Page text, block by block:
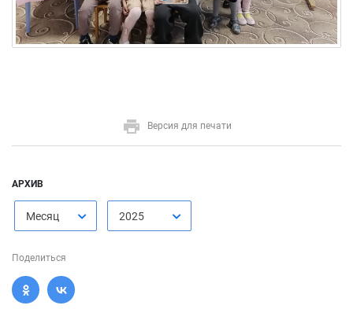
Версия для печати
АРХИВ
Месяц 2025
Поделиться